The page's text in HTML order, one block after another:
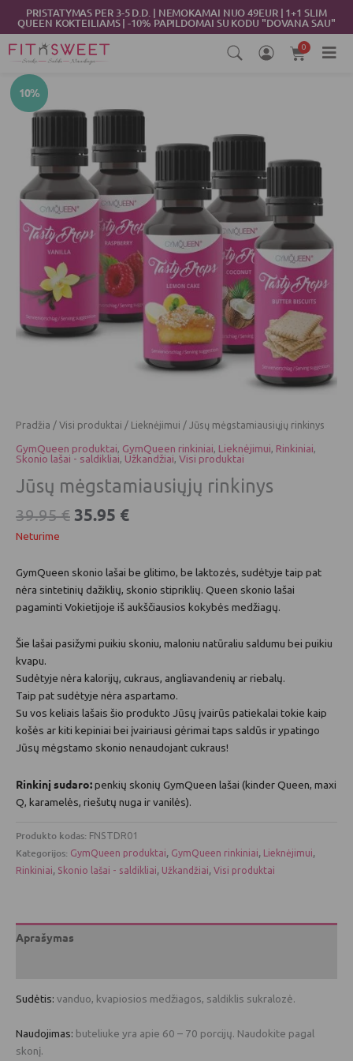
Pereiti
prie
turinio
PRISTATYMAS PER 3-5 D.D. | NEMOKAMAI NUO 49EUR | 1+1 SLIM
QUEEN KOKTEILIAMS | -10% PAPILDOMAI SU KODU "DOVANA SAU"
0
Cart
10%
Pradžia / Visi produktai / Lieknėjimui / Jūsų mėgstamiausiųjų rinkinys
GymQueen produktai, GymQueen rinkiniai, Lieknėjimui, Rinkiniai,
Skonio lašai - saldikliai, Užkandžiai, Visi produktai
Jūsų mėgstamiausiųjų rinkinys
39.95€
was:
35.95 €
is:
Neturime
GymQueen skonio lašai be glitimo, be laktozės, sudėtyje taip pat
nėra sintetinių dažiklių, skonio stipriklių. Queen skonio lašai
pagaminti Vokietijoje iš aukščiausios kokybės medžiagų.
Šie lašai pasižymi puikiu skoniu, maloniu natūraliu saldumu bei puikiu
kvapu.
Sudėtyje nėra kalorijų, cukraus, angliavandenių ar riebalų.
Taip pat sudėtyje nėra aspartamo.
Su vos keliais lašais šio produkto Jūsų įvairūs patiekalai tokie kaip
košės ar kiti kepiniai bei įvairiausi gėrimai taps saldūs ir ypatingo
Jūsų mėgstamo skonio nenaudojant cukraus!
Rinkinį sudaro:penkių skonių GymQueen lašai (kinder Queen, maxi
Q, karamelės, riešutų nuga ir vanilės).
Produkto kodas: FNSTDR01
Kategorijos: GymQueen produktai, GymQueen rinkiniai, Lieknėjimui,
Rinkiniai, Skonio lašai - saldikliai, Užkandžiai, Visi produktai
Aprašymas
Sudėtis: vanduo, kvapiosios medžiagos, saldiklis sukralozė.
Naudojimas: buteliuke yra apie 60 – 70 porcijų. Naudokite pagal
skonį.